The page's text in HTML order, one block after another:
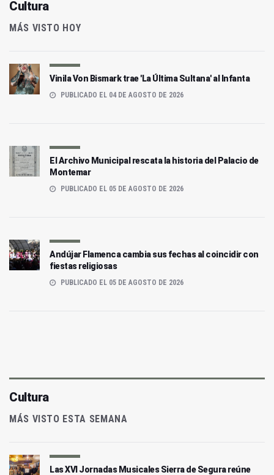
Cultura
MÁS VISTO HOY
Vinila Von Bismark trae 'La Última Sultana' al Infanta
PUBLICADO EL 04 DE AGOSTO DE 2026
El Archivo Municipal rescata la historia del Palacio de
Montemar
PUBLICADO EL 05 DE AGOSTO DE 2026
Andújar Flamenca cambia sus fechas al coincidir con
fiestas religiosas
PUBLICADO EL 05 DE AGOSTO DE 2026
Cultura
MÁS VISTO ESTA SEMANA
Las XVI Jornadas Musicales Sierra de Segura reúne